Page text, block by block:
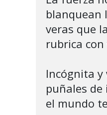
blanquean
veras que
rubrica
Incógnita y
puñales
el mundo